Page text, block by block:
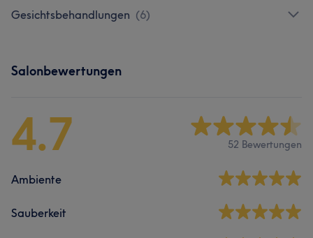
Gesichtsbehandlungen (6)
Salonbewertungen
4.7 52 Bewertungen
Ambiente
Sauberkeit